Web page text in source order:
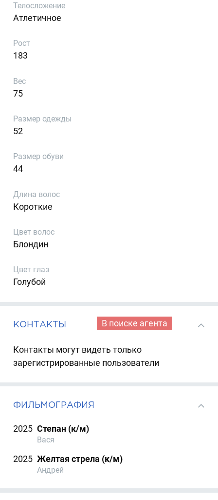
Телосложение
Атлетичное
Рост
183
Вес
75
Размер одежды
52
Размер обуви
44
Длина волос
Короткие
Цвет волос
Блондин
Цвет глаз
Голубой
КОНТАКТЫ В поиске агента
Контакты могут видеть только
зарегистрированные пользователи
ФИЛЬМОГРАФИЯ
2025 Степан (к/м)
Вася
2025 Желтая стрела (к/м)
Андрей